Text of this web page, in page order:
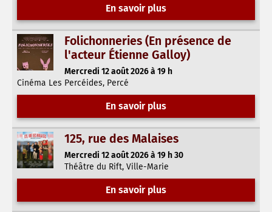
En savoir plus
Folichonneries (En présence de
l'acteur Étienne Galloy)
Mercredi 12 août 2026 à 19 h
Cinéma Les Percéides, Percé
En savoir plus
125, rue des Malaises
Mercredi 12 août 2026 à 19 h 30
Théâtre du Rift, Ville-Marie
En savoir plus